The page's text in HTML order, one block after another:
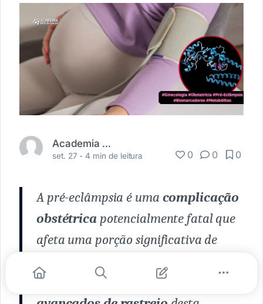
Academia Médica
set. 27 -4 min de leitura 0 0 0
A pré-eclâmpsia é uma complicação
obstétrica potencialmente fatal que
afeta uma porção significativa de
Atualmente, os
exames mais